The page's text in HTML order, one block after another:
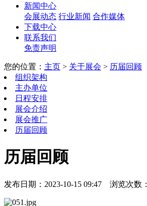
新闻中心
会展动态 行业新闻 合作媒体
下载中心
联系我们
免责声明
您的位置： 主页 > 关于展会 > 历届回顾
组织架构
主办单位
日程安排
展会介绍
展会推广
历届回顾
历届回顾
发布日期：2023-10-15 09:47 浏览次数：